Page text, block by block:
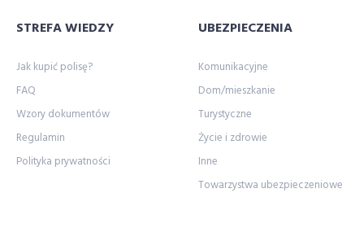
STREFA WIEDZY
Jak kupić polisę?
FAQ
Wzory dokumentów
Regulamin
Polityka prywatności
UBEZPIECZENIA
Komunikacyjne
Dom/mieszkanie
Turystyczne
Życie i zdrowie
Inne
Towarzystwa ubezpieczeniowe